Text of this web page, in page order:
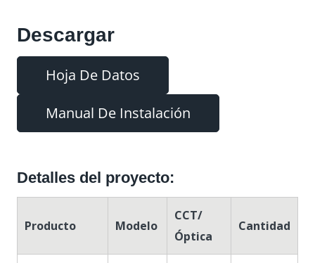
Descargar
Hoja De Datos
Manual De Instalación
Detalles del proyecto:
Producto Modelo
CCT/
Óptica
Cantidad